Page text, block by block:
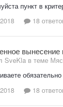
пункт в
18
вынесение
SveKla в теме
18